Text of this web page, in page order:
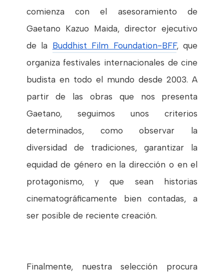
comienza con el asesoramiento de
Gaetano Kazuo Maida, director ejecutivo
de la Buddhist Film Foundation-BFF, que
organiza festivales internacionales de cine
budista en todo el mundo desde 2003. A
partir de las obras que nos presenta
Gaetano, seguimos unos criterios
determinados, como observar la
diversidad de tradiciones, garantizar la
equidad de género en la dirección o en el
protagonismo, y que sean historias
cinematográficamente bien contadas, a
ser posible de reciente creación.
Finalmente, nuestra selección procura